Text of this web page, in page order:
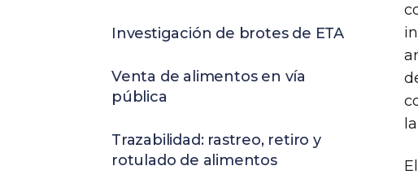
Investigación de brotes de ETA
Venta de alimentos en vía
pública
Trazabilidad: rastreo, retiro y
rotulado de alimentos